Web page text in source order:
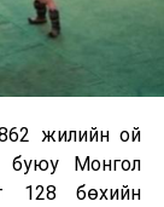
жилийн ой
буюу Монгол
128 бөхийн